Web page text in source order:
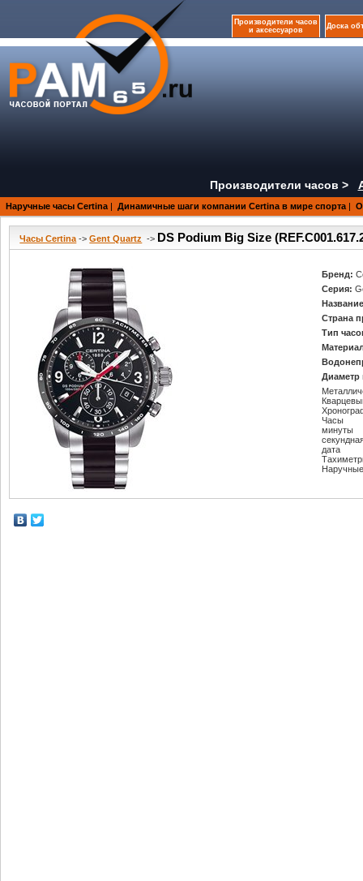
Производители часов
и аксессуаров
Доска
Производители часов >
Наручные часы Certina | Динамичные шаги компании Certina в мире спорта |
Часы Certina ->Gent Quartz -> DS Podium Big Size
Бренд:
Серия:
Страна
Тип
Диаметр
Часы
минуты
дата